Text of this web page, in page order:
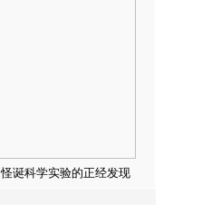
怪诞科学实验的正经发现